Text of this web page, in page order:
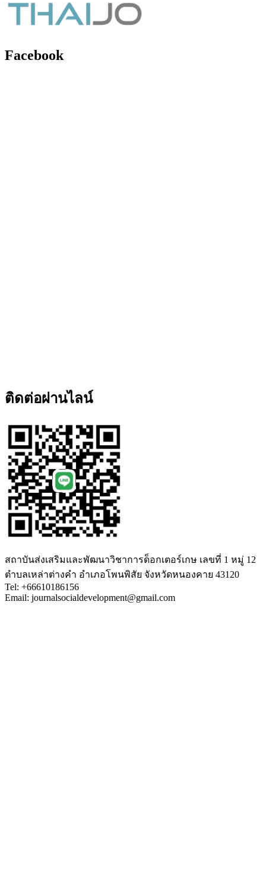
Facebook
ติดต่อผ่านไลน์
สถาบันส่งเสริมและพัฒนาวิชาการด็อกเตอร์เกษ เลขที่ 1 หมู่ 12
ตำบลเหล่าต่างคำ อำเภอโพนพิสัย จังหวัดหนองคาย 43120
Tel: +66610186156
Email: journalsocialdevelopment@gmail.com